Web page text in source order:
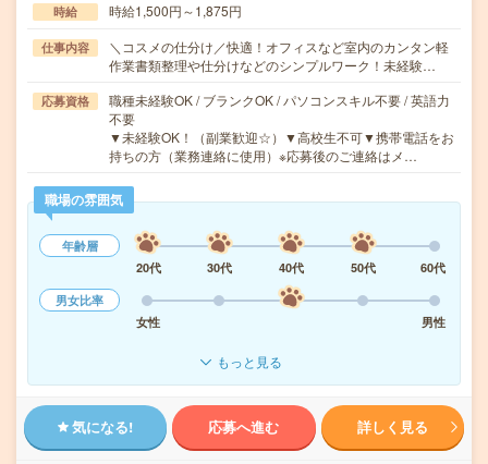
時給 時給1,500円～1,875円
仕事内容
＼コスメの仕分け／快適！オフィスなど室内のカンタン軽
作業書類整理や仕分けなどのシンプルワーク！未経験…
応募資格
職種未経験OK / ブランクOK / パソコンスキル不要 / 英語力
不要
▼未経験OK！（副業歓迎☆）▼高校生不可▼携帯電話をお
持ちの方（業務連絡に使用）※応募後のご連絡はメ…
職場の雰囲気
年齢層
20代
30代 40代 50代
60代
男女比率
女性
男性
もっと見る
気になる! 応募へ進む 詳しく見る